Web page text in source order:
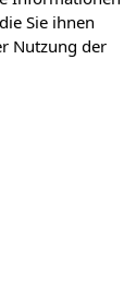
Sie ihnen
Nutzung der